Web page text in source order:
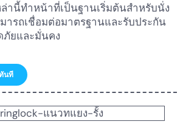
านี้ทำหน้าที่เป็นฐานเริ่มต้นสำหรับนั่ง
ารถเชื่อมต่อมาตรฐานและรับประกัน
ภัยและมั่นคง
นที